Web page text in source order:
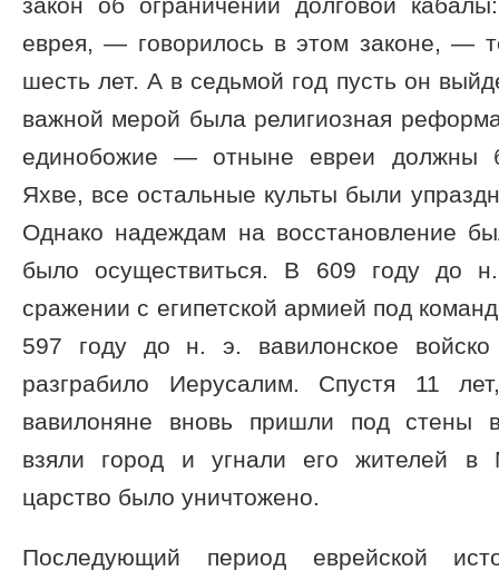
еврея, — говорилось в этом законе, —
шесть лет. А в седьмой год пусть он
важной мерой была религиозная
единобожие — отныне евреи должны
Яхве, все остальные культы были
Однако надеждам на восстановление
было осуществиться. В 609 году до
сражении с египетской армией под
597 году до н. э. вавилонское
разграбило Иерусалим. Спустя 11
вавилоняне вновь пришли под стены
взяли город и угнали его жителей в
царство было уничтожено.
Последующий период еврейской